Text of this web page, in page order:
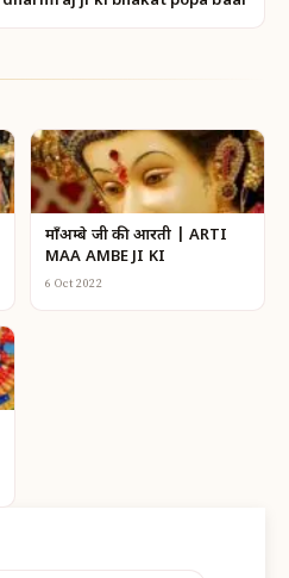
माँअम्बे जी की आरती | ARTI
MAA AMBE JI KI
6 Oct 2022